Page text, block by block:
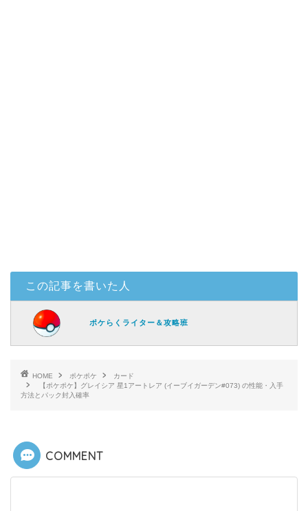
この記事を書いた人
ポケらくライター＆攻略班
HOME ポケポケ
カード
【ポケポケ】グレイシア 星1アートレア (イーブイガーデン#073) の性能・入手
方法とパック封入確率
COMMENT